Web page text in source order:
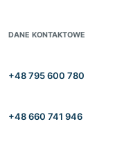
DANE KONTAKTOWE
+48 795 600 780
+48 660 741 946